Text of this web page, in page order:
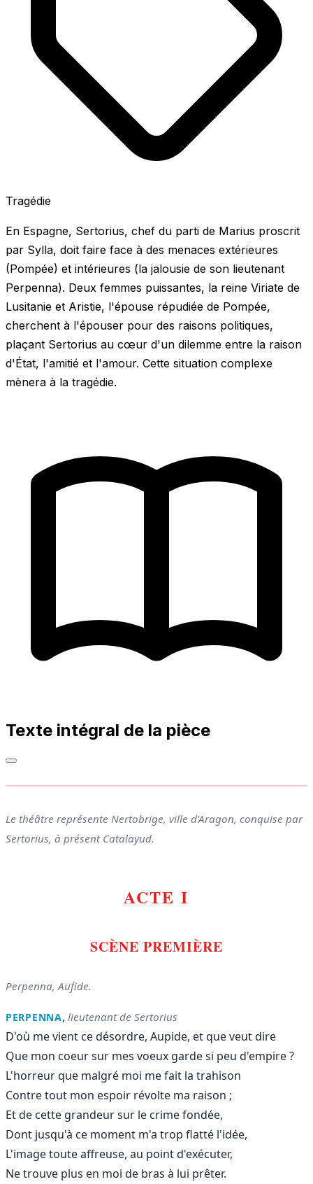
Tragédie
En Espagne, Sertorius, chef du parti de Marius proscrit
par Sylla, doit faire face à des menaces extérieures
(Pompée) et intérieures (la jalousie de son lieutenant
Perpenna). Deux femmes puissantes, la reine Viriate de
Lusitanie et Aristie, l'épouse répudiée de Pompée,
cherchent à l'épouser pour des raisons politiques,
plaçant Sertorius au cœur d'un dilemme entre la raison
d'État, l'amitié et l'amour. Cette situation complexe
mènera à la tragédie.
Texte intégral de la pièce
Le théâtre représente Nertobrige, ville d'Aragon, conquise par
Sertorius, à présent Catalayud.
ACTE I
SCÈNE PREMIÈRE
Perpenna, Aufide.
PERPENNA, lieutenant de Sertorius
D'où me vient ce désordre, Aupide, et que veut dire
Que mon coeur sur mes voeux garde si peu d'empire ?
L'horreur que malgré moi me fait la trahison
Contre tout mon espoir révolte ma raison ;
Et de cette grandeur sur le crime fondée,
Dont jusqu'à ce moment m'a trop flatté l'idée,
L'image toute affreuse, au point d'exécuter,
Ne trouve plus en moi de bras à lui prêter.